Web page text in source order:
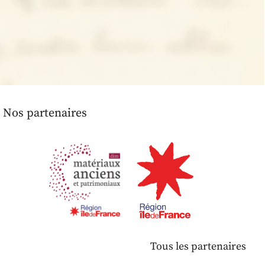
Nos partenaires
Tous les partenaires